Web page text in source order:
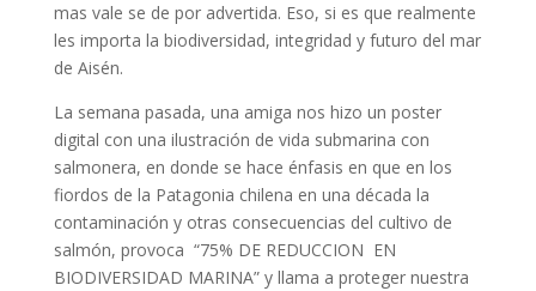
mas vale se de por advertida. Eso, si es que realmente
les importa la biodiversidad, integridad y futuro del mar
de Aisén.
La semana pasada, una amiga nos hizo un poster
digital con una ilustración de vida submarina con
salmonera, en donde se hace énfasis en que en los
fiordos de la Patagonia chilena en una década la
contaminación y otras consecuencias del cultivo de
salmón, provoca “75% DE REDUCCION EN
BIODIVERSIDAD MARINA” y llama a proteger nuestra